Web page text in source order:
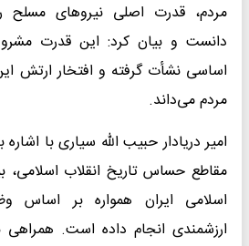
مردم، قدرت اصلی نیروهای مسلح
دانست و بیان کرد: این قدرت
اساسی نشأت گرفته و افتخار ارتش
مردم می‌داند.
امیر دریادار حبیب الله سیاری با
مقاطع حساس تاریخ انقلاب اسلامی،
اسلامی ایران همواره بر اساس
ارزشمندی انجام داده است. همراهی